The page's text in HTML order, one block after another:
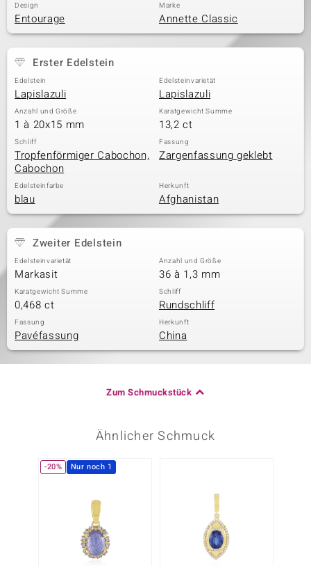
Design
Entourage
Marke
Annette Classic
Erster Edelstein
Edelstein
Lapislazuli
Edelsteinvarietät
Lapislazuli
Anzahl und Größe
1 à 20x15 mm
Karatgewicht Summe
13,2 ct
Schliff
Tropfenförmiger Cabochon,
Cabochon
Fassung
Zargenfassung geklebt
Edelsteinfarbe
blau
Herkunft
Afghanistan
Zweiter Edelstein
Edelsteinvarietät
Markasit
Anzahl und Größe
36 à 1,3 mm
Karatgewicht Summe
0,468 ct
Schliff
Rundschliff
Fassung
Pavéfassung
Herkunft
China
Zum Schmuckstück
Ähnlicher Schmuck
-20% Nur noch 1